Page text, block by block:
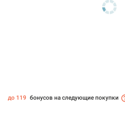
до 119 бонусов на следующие покупки